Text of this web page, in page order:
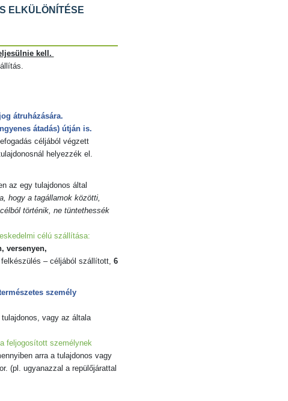
ELKÜLÖNÍTÉSE
kell.
átruházására.
átadás) útján is.
céljából végzett
helyezzék el.
az egy tulajdonos által
hogy a tagállamok közötti,
történik, ne tüntethessék
célú szállítása:
versenyen,
– céljából szállított, 6
személy
vagy az általa
feljogosított személynek
arra a tulajdonos vagy
(pl. ugyanazzal a repülőjárattal